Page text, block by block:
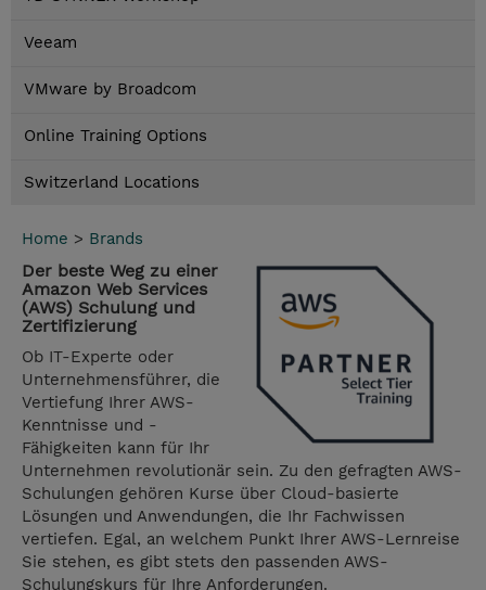
Veeam
VMware by Broadcom
Online Training Options
Switzerland Locations
Home > Brands
Der beste Weg zu einer
Amazon Web Services
(AWS) Schulung und
Zertifizierung
Ob IT-Experte oder
Unternehmensführer, die
Vertiefung Ihrer AWS-
Kenntnisse und -
Fähigkeiten kann für Ihr
Unternehmen revolutionär sein. Zu den gefragten AWS-
Schulungen gehören Kurse über Cloud-basierte
Lösungen und Anwendungen, die Ihr Fachwissen
vertiefen. Egal, an welchem Punkt Ihrer AWS-Lernreise
Sie stehen, es gibt stets den passenden AWS-
Schulungskurs für Ihre Anforderungen.